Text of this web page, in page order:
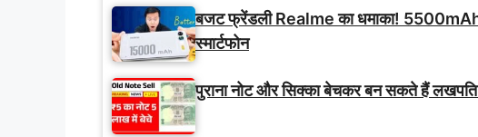
बजट फ्रेंडली Realme का धमाका!
स्मार्टफोन
पुराना नोट और सिक्का बेचकर बन सकते हैं